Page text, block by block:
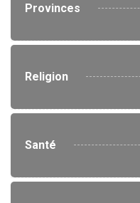
Provinces
Religion
Santé